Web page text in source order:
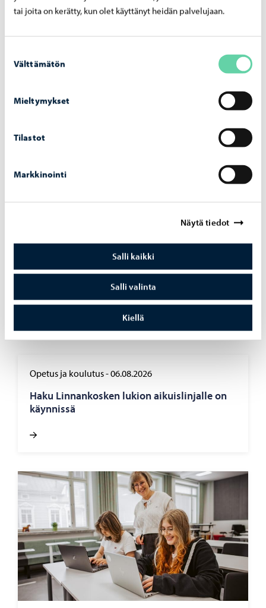
tai joita on kerätty, kun olet käyttänyt heidän palvelujaan.
valinta
Välttämätön
Mieltymykset
Tilastot
Markkinointi
Näytä tiedot
Salli kaikki
Salli valinta
Kiellä
Jaa FacebookJaa LinkedInJaa WhatsApp
Opetus ja koulutus-10.08.2026
Kou­lut al­ka­vat Por­voos­sa kes­ki­viik­ko­na – hy­
Opetus ja koulutus-06.08.2026
Haku Lin­nan­kos­ken lu­kion ai­kuis­lin­jal­le on
käyn­nis­sä